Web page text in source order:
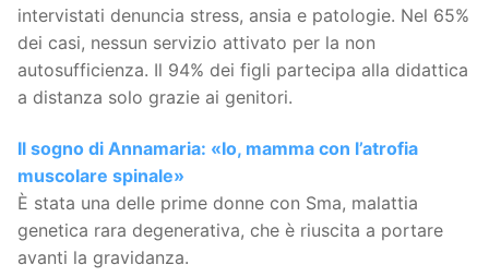
intervistati denuncia stress, ansia e patologie. Nel 65%
dei casi, nessun servizio attivato per la non
autosufficienza. Il 94% dei figli partecipa alla didattica
a distanza solo grazie ai genitori.
Il sogno di Annamaria: «Io, mamma con l’atrofia
muscolare spinale»
È stata una delle prime donne con Sma, malattia
genetica rara degenerativa, che è riuscita a portare
avanti la gravidanza.